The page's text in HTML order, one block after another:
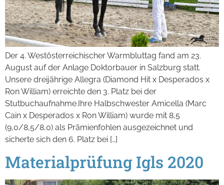
Der 4. Westösterreichischer Warmbluttag fand am 23.
August auf der Anlage Doktorbauer in Salzburg statt.
Unsere dreijährige Allegra (Diamond Hit x Desperados x
Ron William) erreichte den 3. Platz bei der
Stutbuchaufnahme.Ihre Halbschwester Amicella (Marc
Cain x Desperados x Ron William) wurde mit 8,5
(9,0/8,5/8,0) als Prämienfohlen ausgezeichnet und
sicherte sich den 6. Platz bei […]
Materialprüfung Igls 2020